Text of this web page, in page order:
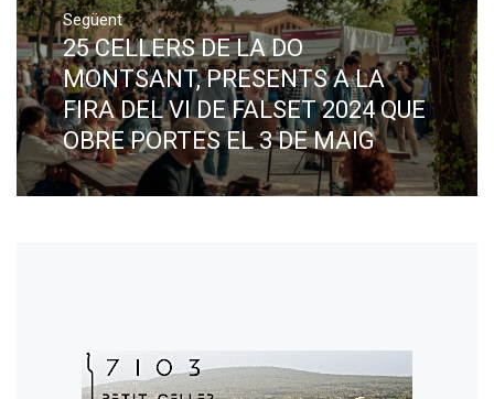
Següent
Next
post:
25 CELLERS DE LA DO
MONTSANT, PRESENTS A LA
FIRA DEL VI DE FALSET 2024 QUE
OBRE PORTES EL 3 DE MAIG